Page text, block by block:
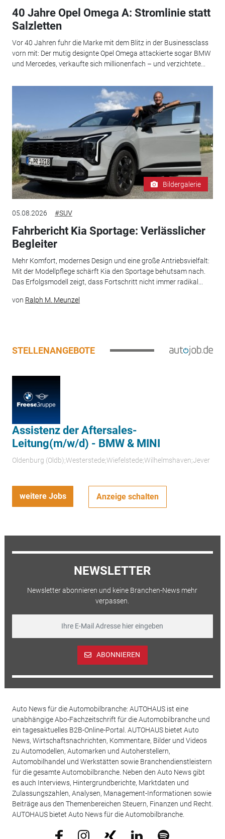
40 Jahre Opel Omega A: Stromlinie statt
Salzletten
Vor 40 Jahren fuhr die Marke mit dem Blitz in der Businessclass
vorn mit: Der mutig designte Opel Omega attackierte sogar BMW
und Mercedes, verkaufte sich millionenfach – und verzichtete...
Bildergalerie
05.08.2026 #SUV
Fahrbericht Kia Sportage: Verlässlicher
Begleiter
Mehr Komfort, modernes Design und eine große Antriebsvielfalt:
Mit der Modellpflege schärft Kia den Sportage behutsam nach.
Das Erfolgsmodell zeigt, dass Fortschritt nicht immer radikal...
von Ralph M. Meunzel
STELLENANGEBOTE
Assistenz der Aftersales-
Leitung(m/w/d) - BMW & MINI
Oldenburg (Oldb);Westerstede;Wiefelstede;Wilhelmshaven;Jever
weitere Jobs Anzeige schalten
NEWSLETTER
Newsletter abonnieren und keine Branchen-News mehr
verpassen.
ABONNIEREN
Auto News für die Automobilbranche: AUTOHAUS ist eine
unabhängige Abo-Fachzeitschrift für die Automobilbranche und
ein tagesaktuelles B2B-Online-Portal. AUTOHAUS bietet Auto
News, Wirtschaftsnachrichten, Kommentare, Bilder und Videos
zu Automodellen, Automarken und Autoherstellern,
Automobilhandel und Werkstätten sowie Branchendienstleistern
für die gesamte Automobilbranche. Neben den Auto News gibt
es auch Interviews, Hintergrundberichte, Marktdaten und
Zulassungszahlen, Analysen, Management-Informationen sowie
Beiträge aus den Themenbereichen Steuern, Finanzen und Recht.
AUTOHAUS bietet Auto News für die Automobilbranche.